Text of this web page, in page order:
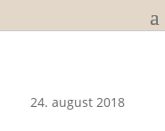
24. august 2018